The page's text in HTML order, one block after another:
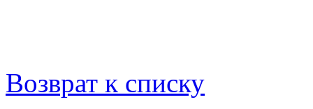
Возврат к списку